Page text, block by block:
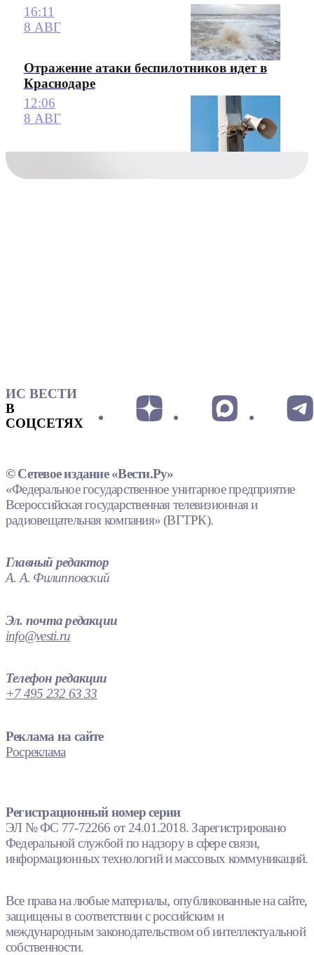
16:11
8 АВГ
Отражение атаки беспилотников идет в
Краснодаре
12:06
8 АВГ
ИС ВЕСТИ
В
СОЦСЕТЯХ
© Сетевое издание «Вести.Ру»
«Федеральное государственное унитарное предприятие
Всероссийская государственная телевизионная и
радиовещательная компания» (ВГТРК).
Главный редактор
А. А. Филипповский
Эл. почта редакции
info@vesti.ru
Телефон редакции
+7 495 232 63 33
Реклама на сайте
Росреклама
Регистрационный номер серии
ЭЛ № ФС 77-72266 от 24.01.2018. Зарегистрировано
Федеральной службой по надзору в сфере связи,
информационных технологий и массовых коммуникаций.
Все права на любые материалы, опубликованные на сайте,
защищены в соответствии с российским и
международным законодательством об интеллектуальной
собственности.